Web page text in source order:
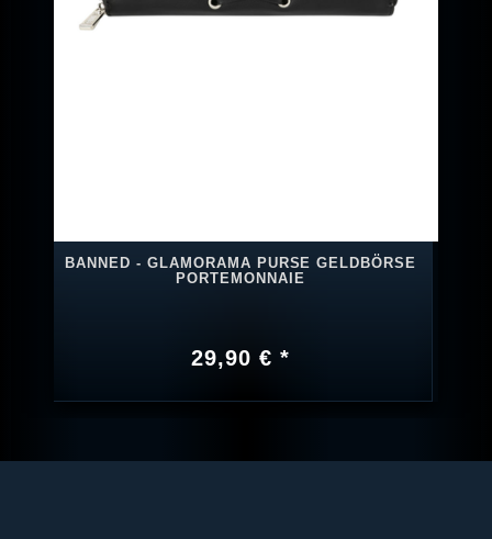
BANNED - GLAMORAMA PURSE GELDBÖRSE
PORTEMONNAIE
29,90 € *